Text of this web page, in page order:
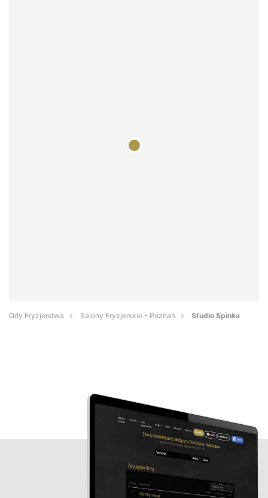
Orły Fryzjerstwa Salony Fryzjerskie - Poznań Studio Spinka